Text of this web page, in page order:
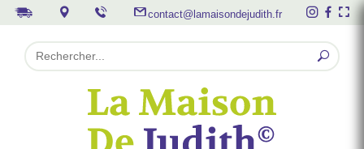
contact@lamaisondejudith.fr